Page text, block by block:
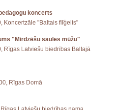
koncerts
Koncertzāle "Baltais flīģelis"
"Mirdzēšu saules mūžu"
Rīgas Latviešu biedrības Baltajā
Rīgas Domā